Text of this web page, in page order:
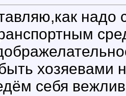
надо
хозяевами
себя